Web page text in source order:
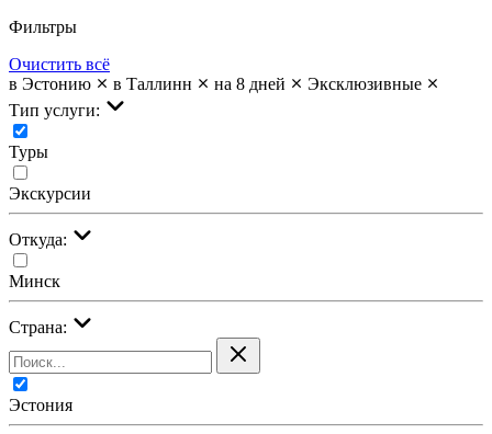
Фильтры
Очистить всё
в Эстонию
в Таллинн на 8 дней
Эксклюзивные
Тип услуги:
Туры
Экскурсии
Откуда:
Минск
Страна:
Эстония